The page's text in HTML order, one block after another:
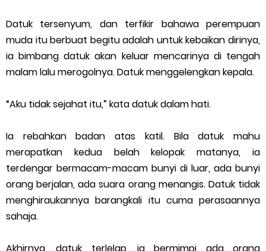
Datuk tersenyum, dan terfikir bahawa perempuan
muda itu berbuat begitu adalah untuk kebaikan dirinya,
ia bimbang datuk akan keluar mencarinya di tengah
malam lalu merogolnya. Datuk menggelengkan kepala.
“Aku tidak sejahat itu,” kata datuk dalam hati.
Ia rebahkan badan atas katil. Bila datuk mahu
merapatkan kedua belah kelopak matanya, ia
terdengar bermacam-macam bunyi di luar, ada bunyi
orang berjalan, ada suara orang menangis. Datuk tidak
menghiraukannya barangkali itu cuma perasaannya
sahaja.